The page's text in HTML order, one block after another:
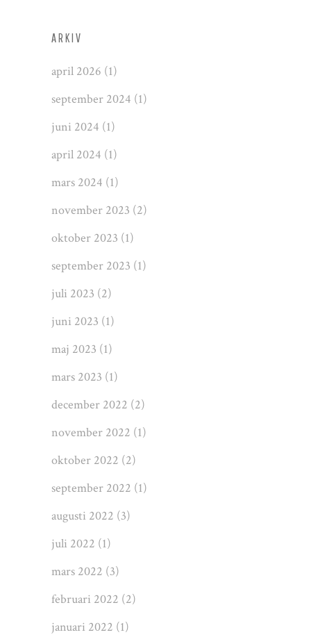
ARKIV
april 2026 (1)
september 2024 (1)
juni 2024 (1)
april 2024 (1)
mars 2024 (1)
november 2023 (2)
oktober 2023 (1)
september 2023 (1)
juli 2023 (2)
juni 2023 (1)
maj 2023 (1)
mars 2023 (1)
december 2022 (2)
november 2022 (1)
oktober 2022 (2)
september 2022 (1)
augusti 2022 (3)
juli 2022 (1)
mars 2022 (3)
februari 2022 (2)
januari 2022 (1)